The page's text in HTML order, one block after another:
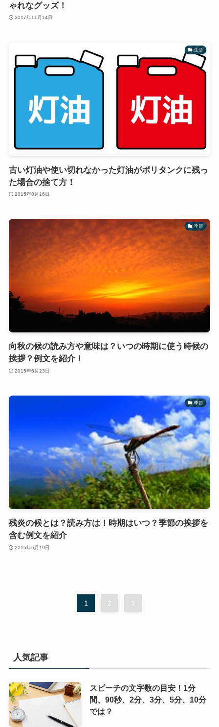
ゃれなグッズ！
2017年11月14日
生活
古い灯油や使い切れなかった灯油がポリタンクに残っ
た場合の捨て方！
2015年8月16日
季節
向秋の候の読み方や意味は？いつの時期に使う時候の
挨拶？例文を紹介！
2015年6月23日
季節
残炎の候とは？読み方は！時期はいつ？季節の挨拶を
含む例文を紹介
2015年6月19日
1 2 3
人気記事
スピーチの文字数の目安！1分
間、90秒、2分、3分、5分、10分
では？